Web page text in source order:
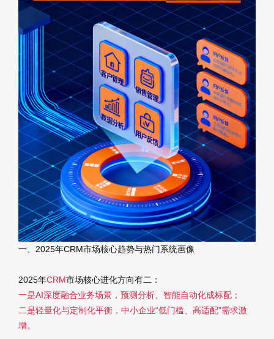
一、2025年CRM市场核心趋势与热门系统画像
2025年CRM市场核心进化方向有二：
一是AI深度融合业务场景，预测分析、智能自动化成标配；
二是轻量化与定制化平衡，中小企业“低门槛、高适配”需求激
增。